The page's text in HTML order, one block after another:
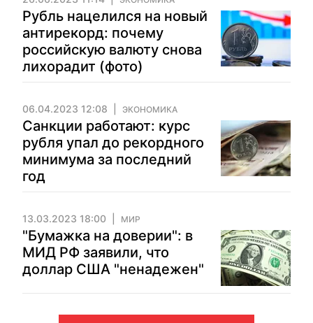
Рубль нацелился на новый
антирекорд: почему
российскую валюту снова
лихорадит (фото)
06.04.2023 12:08 ЭКОНОМИКА
Санкции работают: курс
рубля упал до рекордного
минимума за последний
год
13.03.2023 18:00 МИР
"Бумажка на доверии": в
МИД РФ заявили, что
доллар США "ненадежен"